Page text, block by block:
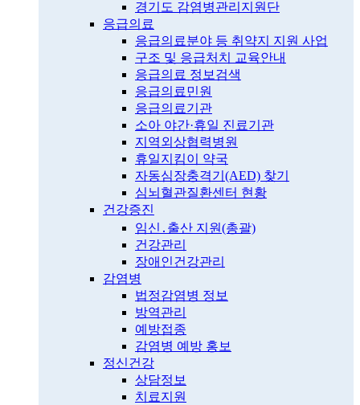
경기도 감염병관리지원단
응급의료
응급의료분야 등 취약지 지원 사업
구조 및 응급처치 교육안내
응급의료 정보검색
응급의료민원
응급의료기관
소아 야간·휴일 진료기관
지역외상협력병원
휴일지킴이 약국
자동심장충격기(AED) 찾기
심뇌혈관질환센터 현황
건강증진
임신․출산 지원(총괄)
건강관리
장애인건강관리
감염병
법정감염병 정보
방역관리
예방접종
감염병 예방 홍보
정신건강
상담정보
치료지원